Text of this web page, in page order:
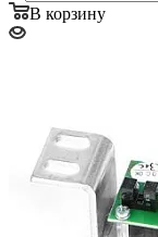
В корзину